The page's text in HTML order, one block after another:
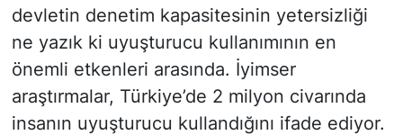
devletin denetim kapasitesinin yetersizliği
ne yazık ki uyuşturucu kullanımının en
önemli etkenleri arasında. İyimser
araştırmalar, Türkiye’de 2 milyon civarında
insanın uyuşturucu kullandığını ifade ediyor.